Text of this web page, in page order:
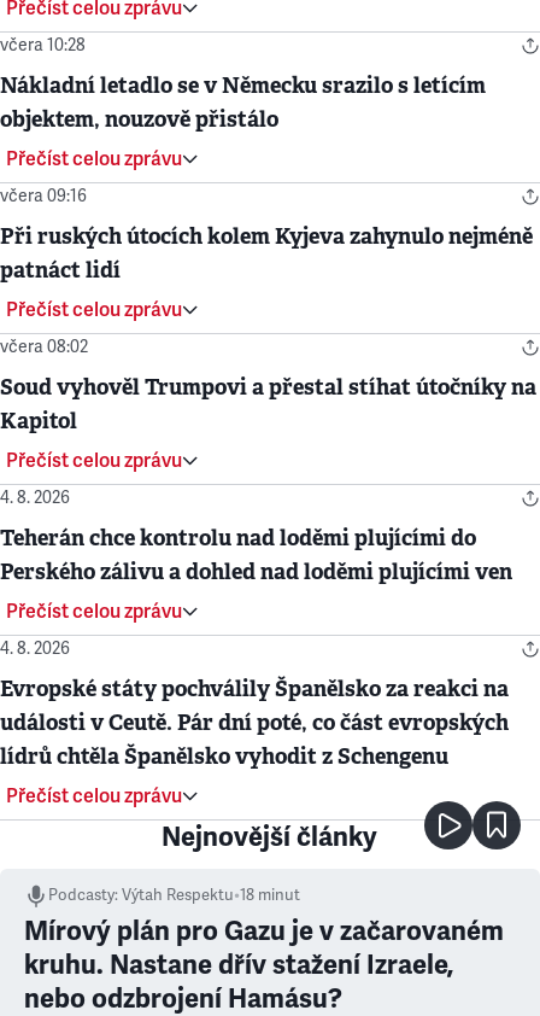
Přečíst celou zprávu
včera 10:28
Nákladní letadlo se v Německu srazilo s letícím
objektem, nouzově přistálo
Přečíst celou zprávu
včera 09:16
Při ruských útocích kolem Kyjeva zahynulo nejméně
patnáct lidí
Přečíst celou zprávu
včera 08:02
Soud vyhověl Trumpovi a přestal stíhat útočníky na
Kapitol
Přečíst celou zprávu
4. 8. 2026
Teherán chce kontrolu nad loděmi plujícími do
Perského zálivu a dohled nad loděmi plujícími ven
Přečíst celou zprávu
4. 8. 2026
Evropské státy pochválily Španělsko za reakci na
události v Ceutě. Pár dní poté, co část evropských
lídrů chtěla Španělsko vyhodit z Schengenu
Přečíst celou zprávu
Nejnovější články
Podcasty:Výtah Respektu•18 minut
Mírový plán pro Gazu je v začarovaném
kruhu. Nastane dřív stažení Izraele,
nebo odzbrojení Hamásu?